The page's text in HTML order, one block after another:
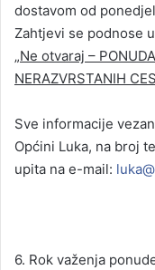
dostavom od
Zahtjevi se podnose
„Ne otvaraj –
NERAZVRSTANIH
Sve informacije
Općini Luka, na broj
upita na e-mail:
6. Rok važenja